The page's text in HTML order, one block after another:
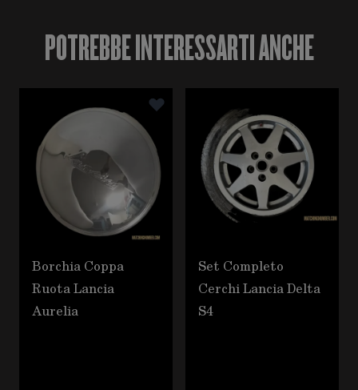
POTREBBE INTERESSARTI ANCHE
È possibile navigare tra gli elementi del carosello
Premere per saltare il carosello
Borchia Coppa
Ruota Lancia
Aurelia
Set Completo
Cerchi Lancia Delta
S4